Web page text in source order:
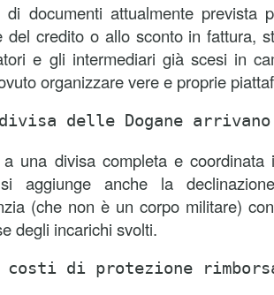
di documenti attualmente prevista
del credito o allo sconto in fattura,
e gli intermediari già scesi in
organizzare vere e proprie
delle Dogane
a una divisa completa e
aggiunge anche la
(che non è un corpo militare)
degli incarichi svolti.
costi di protezione